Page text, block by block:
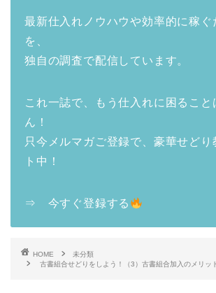
最新仕入れノウハウや効率的に稼ぐ
を、
独自の調査で配信しています。
これ一誌で、もう仕入れに困ること
ん！
只今メルマガご登録で、豪華せどり
ト中！
⇒ 今すぐ登録する
HOME
未分類
古書組合せどりをしよう！（3）古書組合加入のメリッ